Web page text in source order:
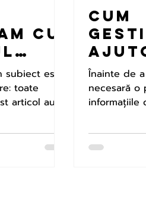
cu
este
toate
articol au
Cum
ici
Înainte de
necesară o
informațiile